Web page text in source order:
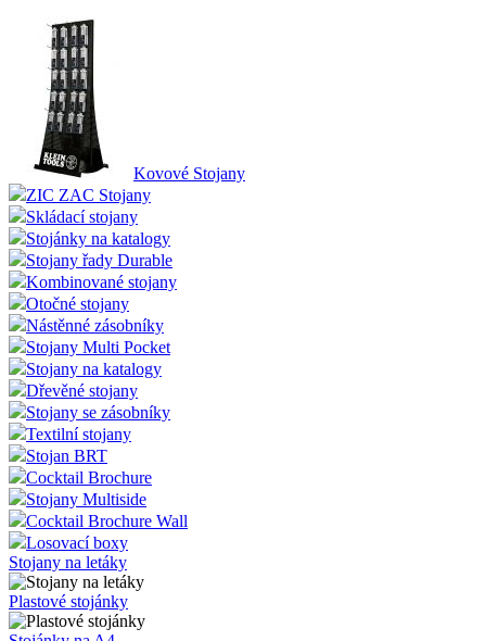
Kovové Stojany
ZIC ZAC Stojany
Skládací stojany
Stojánky na katalogy
Stojany řady Durable
Kombinované stojany
Otočné stojany
Nástěnné zásobníky
Stojany Multi Pocket
Stojany na katalogy
Dřevěné stojany
Stojany se zásobníky
Textilní stojany
Stojan BRT
Cocktail Brochure
Stojany Multiside
Cocktail Brochure Wall
Losovací boxy
Stojany na letáky
Plastové stojánky